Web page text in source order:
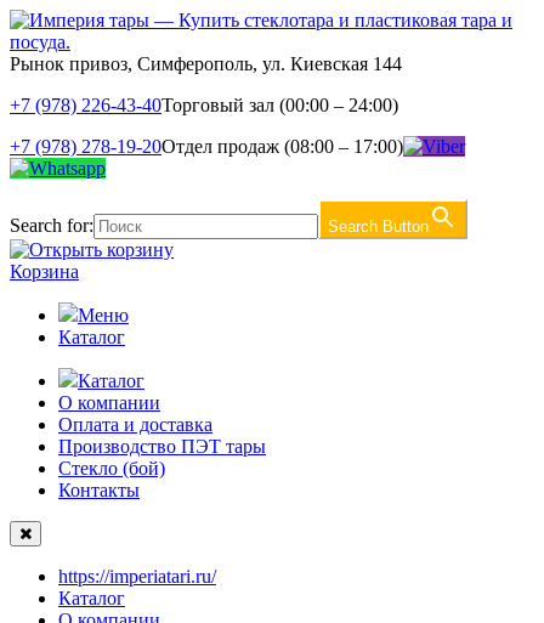
Рынок привоз, Симферополь, ул. Киевская 144
+7 (978) 226-43-40Торговый зал (00:00 – 24:00)
+7 (978) 278-19-20Отдел продаж (08:00 – 17:00)
Search for: Search Button
Корзина
Меню
Каталог
Каталог
О компании
Оплата и доставка
Производство ПЭТ тары
Стекло (бой)
Контакты
https://imperiatari.ru/
Каталог